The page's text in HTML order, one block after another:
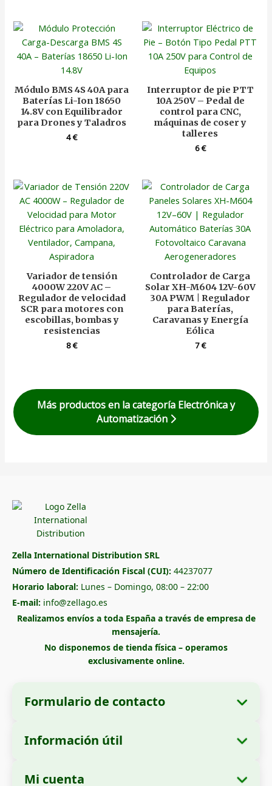
Módulo BMS 4S 40A para
Baterías Li-Ion 18650
14.8V con Equilibrador
para Drones y Taladros
4€
Interruptor de pie PTT
10A 250V – Pedal de
control para CNC,
máquinas de coser y
talleres
6€
Variador de tensión
4000W 220V AC –
Regulador de velocidad
SCR para motores con
escobillas, bombas y
resistencias
8€
Controlador de Carga
Solar XH-M604 12V-60V
30A PWM | Regulador
para Baterías,
Caravanas y Energía
Eólica
7€
Más productos en la categoría Electrónica y
Automatización
Zella International Distribution SRL
Número de Identificación Fiscal (CUI): 44237077
Horario laboral: Lunes – Domingo, 08:00 – 22:00
E-mail: info@zellago.es
Realizamos envíos a toda España a través de empresa de
mensajería.
No disponemos de tienda física – operamos
exclusivamente online.
Formulario de contacto
Razón social:
Información útil
Mi cuenta